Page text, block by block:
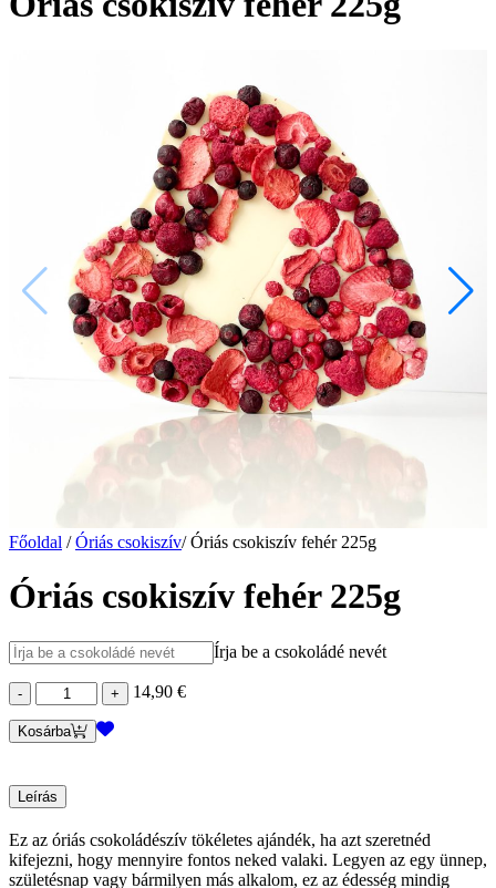
Főoldal / Óriás csokiszív/ Óriás csokiszív fehér 225g
Óriás csokiszív fehér 225g
Írja be a csokoládé nevét
Óriás
csokiszív
fehér
14,90€
Kosárba
Leírás
Ez az óriás csokoládészív tökéletes ajándék, ha azt szeretnéd
kifejezni, hogy mennyire fontos neked valaki. Legyen az egy ünnep,
születésnap vagy bármilyen más alkalom, ez az édesség mindig